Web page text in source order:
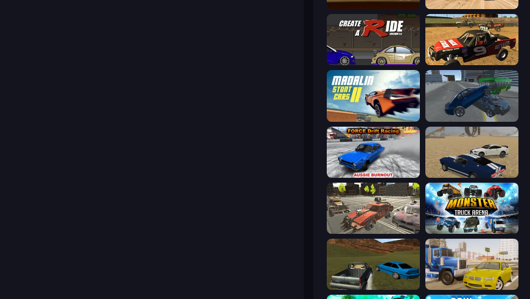
Monster Truck Demolition Derby
Create-A-Ride Offroad Dirt Racing 3D
Madalin Stunt Cars 2 Offroader V6
Force Drift Racing: Aussie Burnout Crazy Stunt Cars
Battle Cars 3D Monster Truck Arena
RCC Stunt Cars Crazy Car Stunts